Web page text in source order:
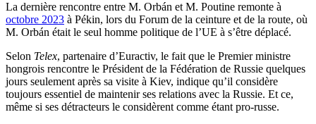
La dernière rencontre entre M. Orbán et M. Poutine remonte à
octobre 2023 à Pékin, lors du Forum de la ceinture et de la route, où
M. Orbán était le seul homme politique de l’UE à s’être déplacé.
Selon Telex, partenaire d’Euractiv, le fait que le Premier ministre
hongrois rencontre le Président de la Fédération de Russie quelques
jours seulement après sa visite à Kiev, indique qu’il considère
toujours essentiel de maintenir ses relations avec la Russie. Et ce,
même si ses détracteurs le considèrent comme étant pro-russe.